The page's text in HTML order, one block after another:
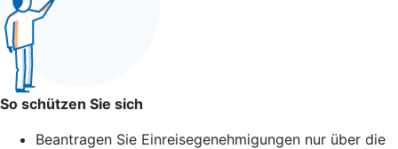
So schützen Sie sich
Beantragen Sie Einreisegenehmigungen nur über die